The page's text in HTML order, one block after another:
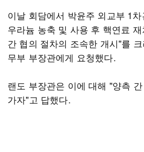
이날 회담에서 박윤주 외교부 1
우라늄 농축 및 사용 후 핵연료
간 협의 절차의 조속한 개시"를
무부 부장관에게 요청했다.
랜도 부장관은 이에 대해 "양측
가자"고 답했다.